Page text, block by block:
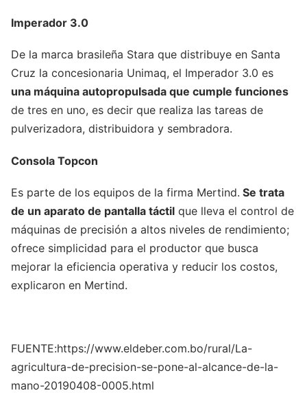
Imperador 3.0
De la marca brasileña Stara que distribuye en Santa
Cruz la concesionaria Unimaq, el Imperador 3.0 es
una máquina autopropulsada que cumple funciones
de tres en uno, es decir que realiza las tareas de
pulverizadora, distribuidora y sembradora.
Consola Topcon
Es parte de los equipos de la firma Mertind. Se trata
de un aparato de pantalla táctil que lleva el control de
máquinas de precisión a altos niveles de rendimiento;
ofrece simplicidad para el productor que busca
mejorar la eficiencia operativa y reducir los costos,
explicaron en Mertind.
FUENTE:https://www.eldeber.com.bo/rural/La-
agricultura-de-precision-se-pone-al-alcance-de-la-
mano-20190408-0005.html